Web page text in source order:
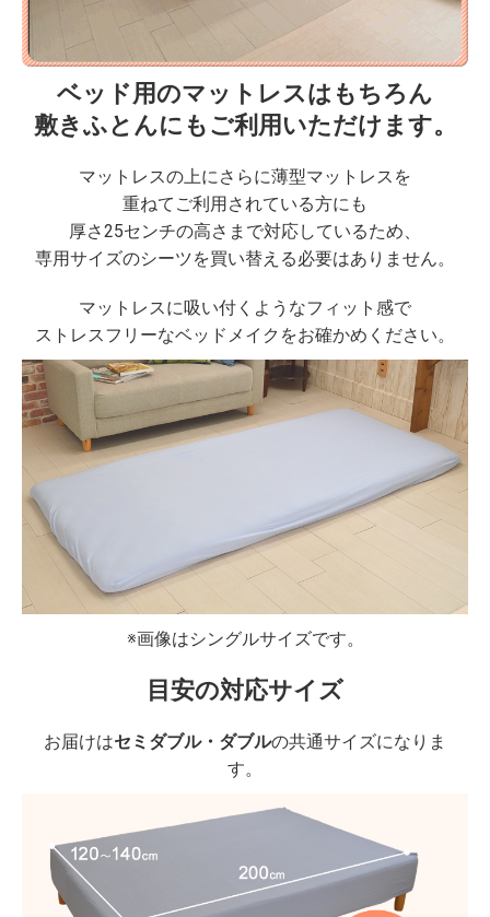
ベッド用のマットレスはもちろん
敷きふとんにもご利用いただけます。
マットレスの上にさらに薄型マットレスを
重ねてご利用されている方にも
厚さ25センチの高さまで対応しているため、
専用サイズのシーツを買い替える必要はありません。
マットレスに吸い付くようなフィット感で
ストレスフリーなベッドメイクをお確かめください。
※画像はシングルサイズです。
目安の対応サイズ
お届けはセミダブル・ダブルの共通サイズになりま
す。